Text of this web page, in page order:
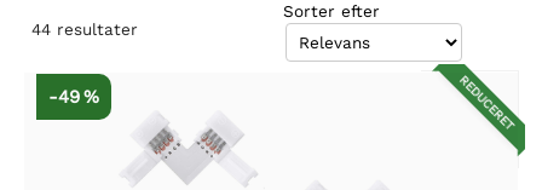
44 resultater
Sorter efter
REDUCERET
-49 %